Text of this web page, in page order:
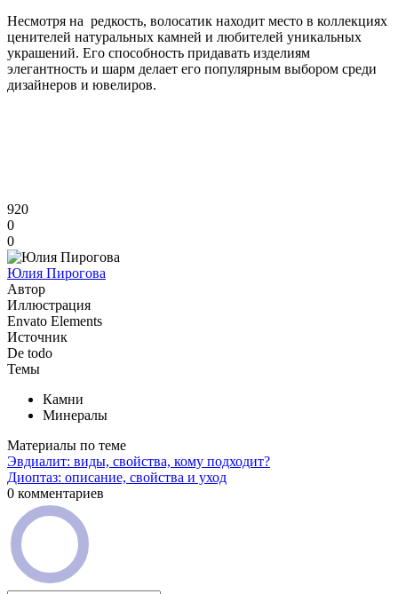
Несмотря на редкость, волосатик находит место в коллекциях
ценителей натуральных камней и любителей уникальных
украшений. Его способность придавать изделиям
элегантность и шарм делает его популярным выбором среди
дизайнеров и ювелиров.
920
0
0
Юлия Пирогова
Автор
Иллюстрация
Envato Elements
Источник
De todo
Темы
Камни
Минералы
Материалы по теме
Эвдиалит: виды, свойства, кому подходит?
Диоптаз: описание, свойства и уход
0 комментариев